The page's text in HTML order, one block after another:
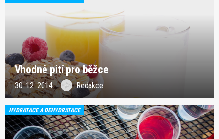
Vhodné pití pro běžce
30. 12. 2014 Redakce
HYDRATACE A DEHYDRATACE